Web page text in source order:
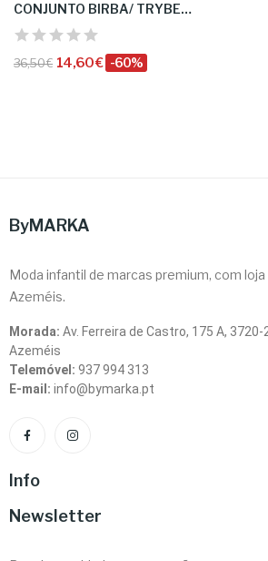
CONJUNTO BIRBA/ TRYBEYOND
36,50 € 14,60 € -60%
ByMARKA
Moda infantil de marcas premium, com
Azeméis.
Morada: Av. Ferreira de Castro, 175 A, 3720-
Azeméis
Telemóvel: 937 994 313
E-mail: info@bymarka.pt
Info
Newsletter